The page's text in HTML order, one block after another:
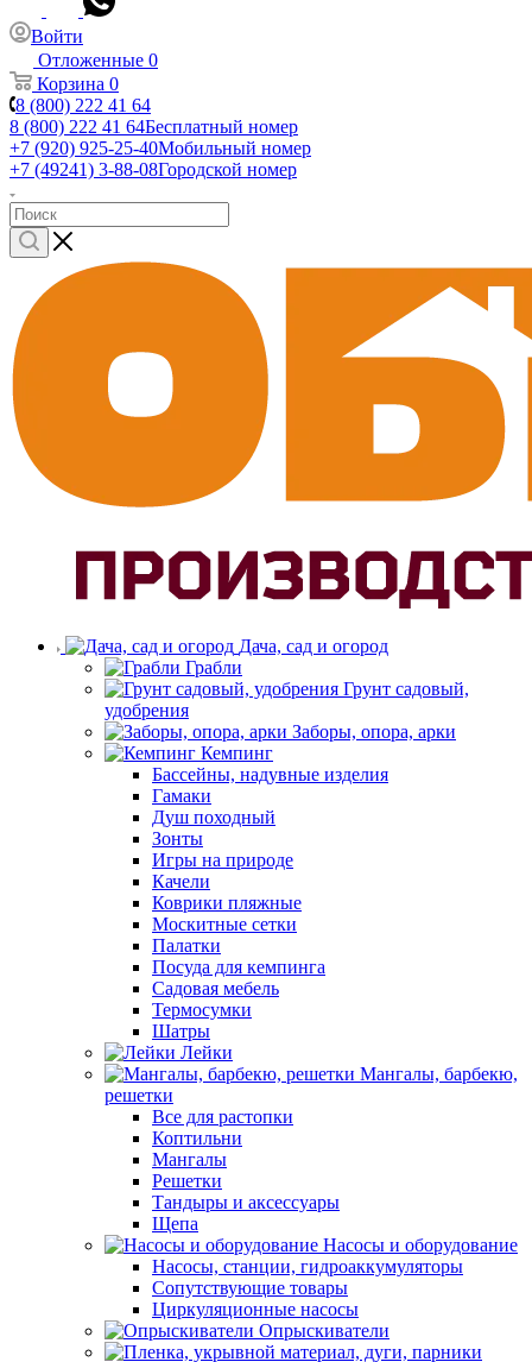
Войти
Отложенные 0
Корзина 0
8 (800) 222 41 64
8 (800) 222 41 64Бесплатный номер
+7 (920) 925-25-40Мобильный номер
+7 (49241) 3-88-08Городской номер
Дача, сад и огород
Грабли
Грунт садовый,
удобрения
Заборы, опора, арки
Кемпинг
Бассейны, надувные изделия
Гамаки
Душ походный
Зонты
Игры на природе
Качели
Коврики пляжные
Москитные сетки
Палатки
Посуда для кемпинга
Садовая мебель
Термосумки
Шатры
Лейки
Мангалы, барбекю,
решетки
Все для растопки
Коптильни
Мангалы
Решетки
Тандыры и аксессуары
Щепа
Насосы и оборудование
Насосы, станции, гидроаккумуляторы
Сопутствующие товары
Циркуляционные насосы
Опрыскиватели